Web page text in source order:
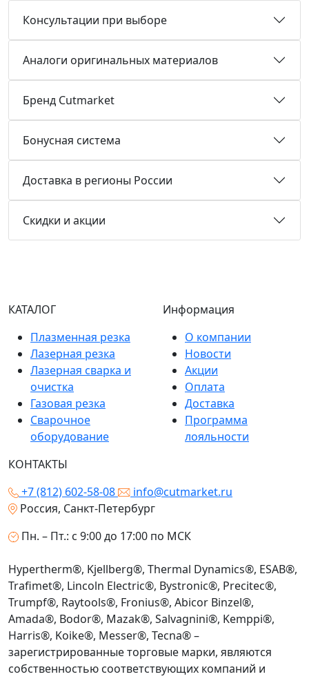
Консультации при выборе
Аналоги оригинальных материалов
Бренд Cutmarket
Бонусная система
Доставка в регионы России
Скидки и акции
КАТАЛОГ
Плазменная резка
Лазерная резка
Лазерная сварка и
очистка
Газовая резка
Сварочное
оборудование
Информация
О компании
Новости
Акции
Оплата
Доставка
Программа
лояльности
КОНТАКТЫ
+7 (812) 602-58-08
info@cutmarket.ru
Россия, Санкт-Петербург
Пн. – Пт.: с 9:00 до 17:00 по МСК
Hypertherm®, Kjellberg®, Thermal Dynamics®, ESAB®,
Trafimet®, Lincoln Electric®, Bystronic®, Precitec®,
Trumpf®, Raytools®, Fronius®, Abicor Binzel®,
Amada®, Bodor®, Mazak®, Salvagnini®, Kemppi®,
Harris®, Koike®, Messer®, Tecna® –
зарегистрированные торговые марки, являются
собственностью соответствующих компаний и